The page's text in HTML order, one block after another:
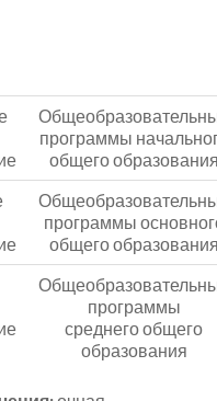
программы
общего образования
программы
общего образования
программы
среднего общего
образования